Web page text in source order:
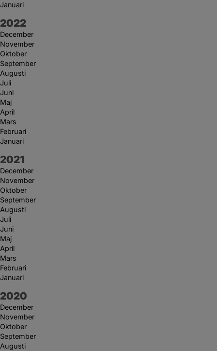
Januari
År:
2022
December
November
Oktober
September
Augusti
Juli
Juni
Maj
April
Mars
Februari
Januari
År:
2021
December
November
Oktober
September
Augusti
Juli
Juni
Maj
April
Mars
Februari
Januari
År:
2020
December
November
Oktober
September
Augusti